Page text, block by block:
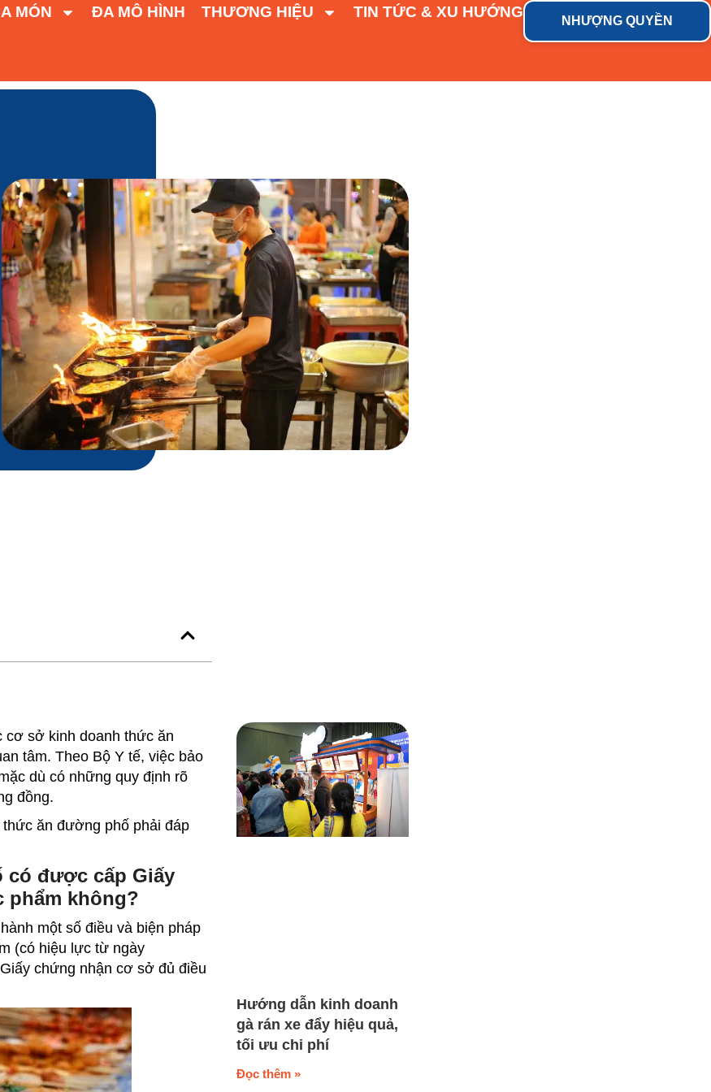
MÓN ĐA MÔ HÌNH THƯƠNG HIỆU TIN TỨC & XU HƯỚNG
NHƯỢNG QUYỀN
cơ sở kinh doanh thức ăn
tâm. Theo Bộ Y tế, việc bảo
dù có những quy định rõ
đồng.
thức ăn đường phố phải đáp
được cấp Giấy
phẩm không?
một số điều và biện pháp
(có hiệu lực từ ngày
chứng nhận cơ sở đủ điều
Hướng dẫn kinh doanh
gà rán xe đẩy hiệu quả,
tối ưu chi phí
Đọc thêm »